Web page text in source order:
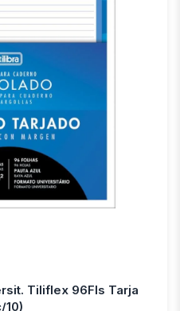
Tiliflex 96Fls Tarja
10)